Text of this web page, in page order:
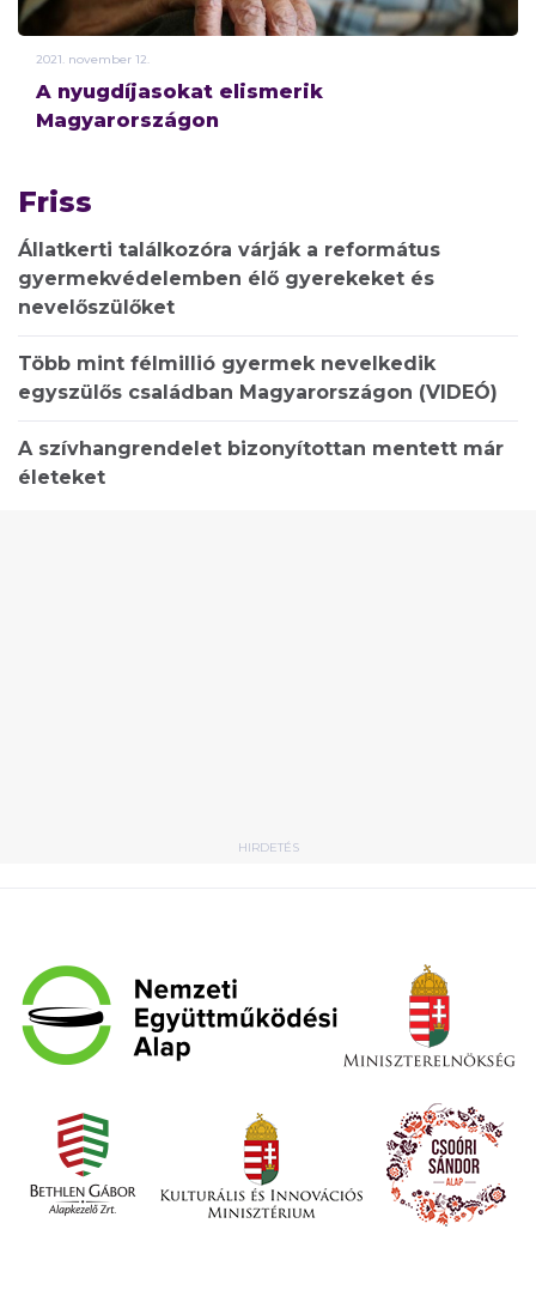
2021. november 12.
A nyugdíjasokat elismerik
Magyarországon
Friss
Állatkerti találkozóra várják a református
gyermekvédelemben élő gyerekeket és
nevelőszülőket
Több mint félmillió gyermek nevelkedik
egyszülős családban Magyarországon (VIDEÓ)
A szívhangrendelet bizonyítottan mentett már
életeket
HIRDETÉS